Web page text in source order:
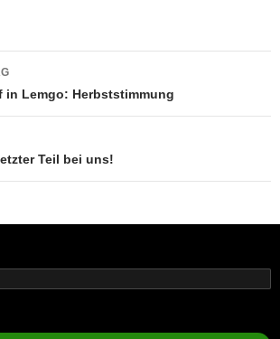
in Lemgo: Herbststimmung
Teil bei uns!